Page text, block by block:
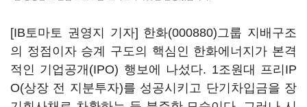
[IB토마토 권영지 기자] 한화(000880)그룹 지배구조
의 정점이자 승계 구도의 핵심인 한화에너지가 본격
적인 기업공개(IPO) 행보에 나섰다. 1조원대 프리IP
O(상장 전 지분투자)를 성공시키고 단기차입금을 장